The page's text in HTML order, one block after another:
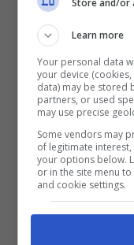
tuo
del kiwi. Si può
il cucchiaio
usarlo come
l’importante è
maturo al
Learn more
Your personal data
your device
data) may be stored
partners, or used
may use precise
Some vendors may
of legitimate
your options below.
or in the site menu
and cookie settings.